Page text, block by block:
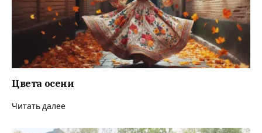
Цвета осени
Читать далее